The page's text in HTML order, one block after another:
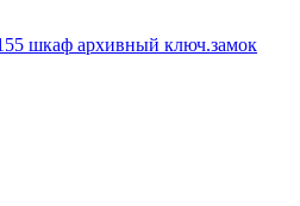
шкаф архивный ключ.замок